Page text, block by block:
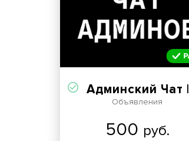
Админский Чат | Реклама ТГ️
Объявления
500 руб.